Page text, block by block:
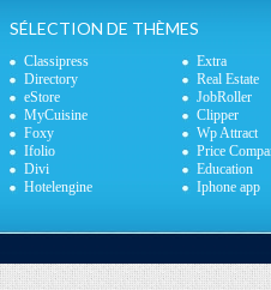
SÉLECTION DE THÈMES
Classipress
Extra
Directory
Real Estate
eStore
JobRoller
MyCuisine
Clipper
Foxy
Wp Attract
Ifolio
Price
Divi
Education
Hotelengine
Iphone app